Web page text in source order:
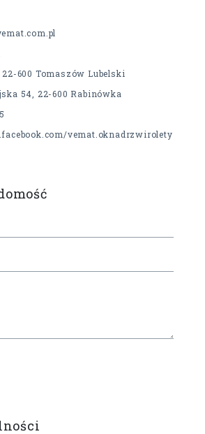
600 Tomaszów Lubelski
54, 22-600 Rabinówka
vemat.oknadrzwirolety